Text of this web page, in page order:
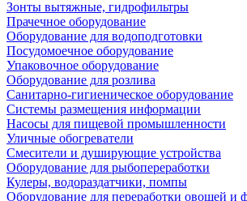
Зонты вытяжные, гидрофильтры
Прачечное оборудование
Оборудование для водоподготовки
Посудомоечное оборудование
Упаковочное оборудование
Оборудование для розлива
Санитарно-гигиеническое оборудование
Системы размещения информации
Насосы для пищевой промышленности
Уличные обогреватели
Смесители и душирующие устройства
Оборудование для рыбопереработки
Кулеры, водораздатчики, помпы
Оборудование для переработки овощей и